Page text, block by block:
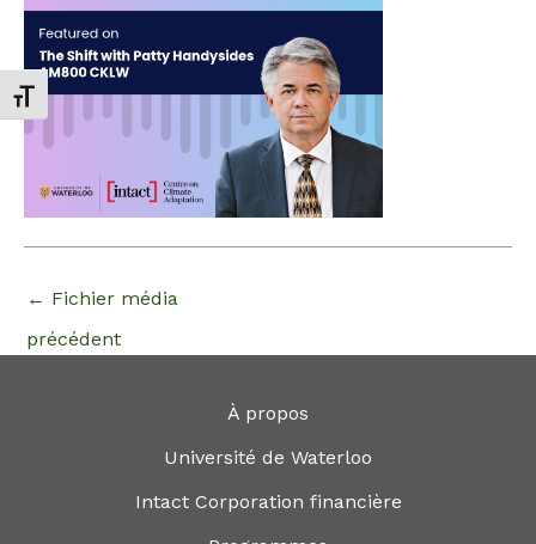
Changer la taille de la police
← Fichier média
précédent
À propos
Université de Waterloo
Intact Corporation financière